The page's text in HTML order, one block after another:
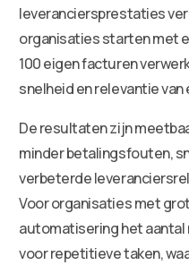
leveranciersprestaties
organisaties starten met
100 eigen facturen
snelheid en relevantie
De resultaten zijn
minder betalingsfouten,
verbeterde
Voor organisaties met
automatisering het
voor repetitieve taken,